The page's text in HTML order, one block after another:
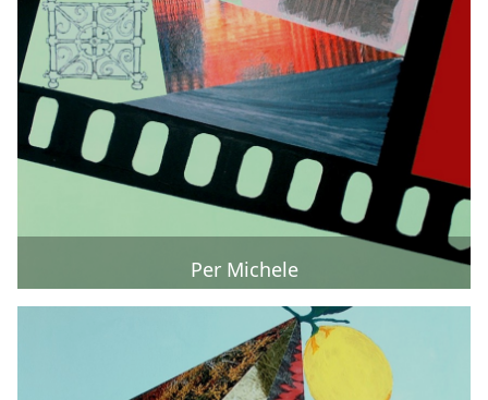
Per Michele